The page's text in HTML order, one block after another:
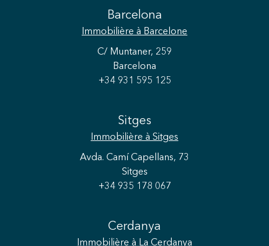
Barcelona
Immobilière à Barcelone
C/ Muntaner, 259
Barcelona
+34 931 595 125
Sitges
Immobilière à Sitges
Avda. Camí Capellans, 73
Sitges
+34 935 178 067
Cerdanya
Immobilière à La Cerdanya